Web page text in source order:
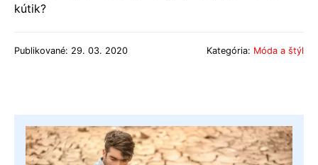
kútik?
Publikované: 29. 03. 2020 Kategória: Móda a štýl